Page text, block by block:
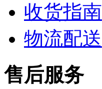
收货指南
物流配送
售后服务